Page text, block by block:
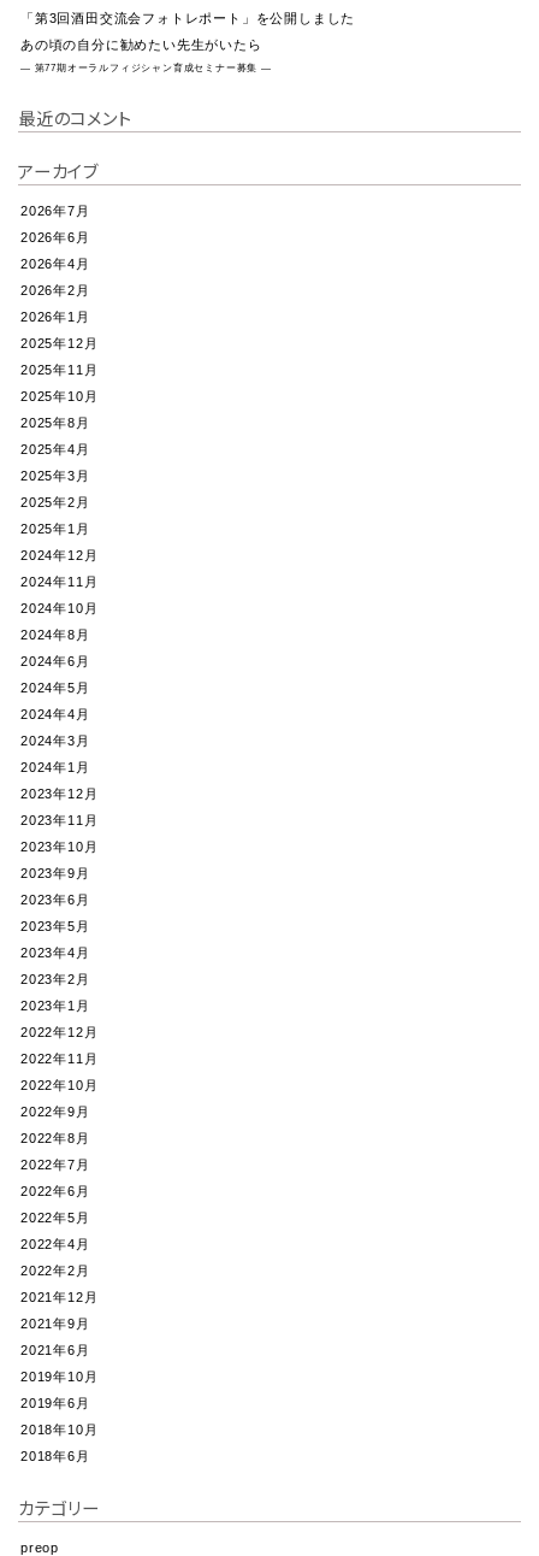
「第3回酒田交流会フォトレポート」を公開しました
あの頃の自分に勧めたい先生がいたら
― 第77期オーラルフィジシャン育成セミナー募集 ―
最近のコメント
アーカイブ
2026年7月
2026年6月
2026年4月
2026年2月
2026年1月
2025年12月
2025年11月
2025年10月
2025年8月
2025年4月
2025年3月
2025年2月
2025年1月
2024年12月
2024年11月
2024年10月
2024年8月
2024年6月
2024年5月
2024年4月
2024年3月
2024年1月
2023年12月
2023年11月
2023年10月
2023年9月
2023年6月
2023年5月
2023年4月
2023年2月
2023年1月
2022年12月
2022年11月
2022年10月
2022年9月
2022年8月
2022年7月
2022年6月
2022年5月
2022年4月
2022年2月
2021年12月
2021年9月
2021年6月
2019年10月
2019年6月
2018年10月
2018年6月
カテゴリー
preop